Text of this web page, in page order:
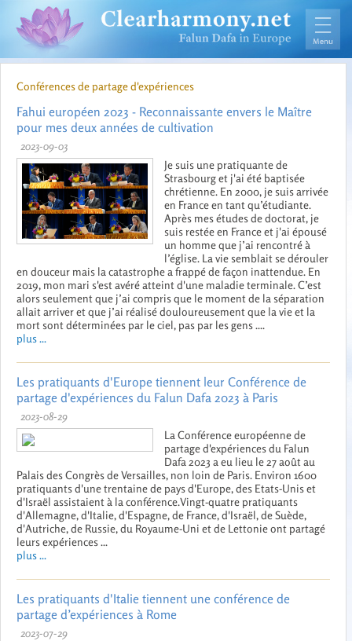
Conférences de partage d'expériences
Fahui européen 2023 - Reconnaissante envers le Maître
pour mes deux années de cultivation
2023-09-03
Je suis une pratiquante de
Strasbourg et j'ai été baptisée
chrétienne. En 2000, je suis arrivée
en France en tant qu’étudiante.
Après mes études de doctorat, je
suis restée en France et j'ai épousé
un homme que j’ai rencontré à
l’église. La vie semblait se dérouler
en douceur mais la catastrophe a frappé de façon inattendue. En
2019, mon mari s'est avéré atteint d'une maladie terminale. C’est
alors seulement que j’ai compris que le moment de la séparation
allait arriver et que j’ai réalisé douloureusement que la vie et la
mort sont déterminées par le ciel, pas par les gens ....
plus ...
Les pratiquants d'Europe tiennent leur Conférence de
partage d'expériences du Falun Dafa 2023 à Paris
2023-08-29
La Conférence européenne de
partage d'expériences du Falun
Dafa 2023 a eu lieu le 27 août au
Palais des Congrès de Versailles, non loin de Paris. Environ 1600
pratiquants d'une trentaine de pays d'Europe, des Etats-Unis et
d'Israël assistaient à la conférence.Vingt-quatre pratiquants
d'Allemagne, d'Italie, d'Espagne, de France, d'Israël, de Suède,
d'Autriche, de Russie, du Royaume-Uni et de Lettonie ont partagé
leurs expériences ...
plus ...
Les pratiquants d'Italie tiennent une conférence de
partage d’expériences à Rome
2023-07-29